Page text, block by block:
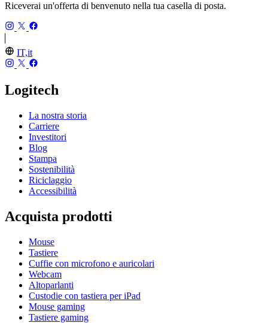
Riceverai un'offerta di benvenuto nella tua casella di posta.
IT,it
Logitech
La nostra storia
Carriere
Investitori
Blog
Stampa
Sostenibilità
Riciclaggio
Accessibilità
Acquista prodotti
Mouse
Tastiere
Cuffie con microfono e auricolari
Webcam
Altoparlanti
Custodie con tastiera per iPad
Mouse gaming
Tastiere gaming